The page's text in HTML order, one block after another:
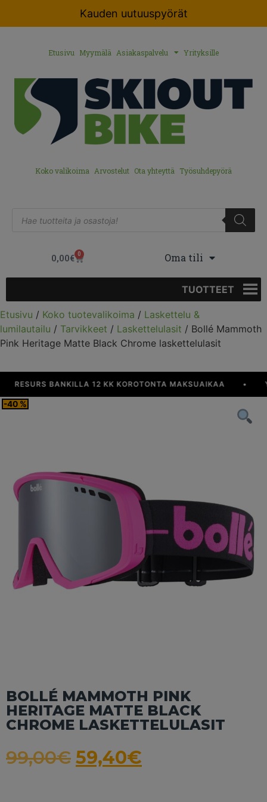
Kauden uutuuspyörät
Etusivu Myymälä Asiakaspalvelu Yrityksille
Koko valikoima Arvostelut Ota yhteyttä Työsuhdepyörä
0,00€ 0 Oma tili
TUOTTEET
Etusivu / Koko tuotevalikoima / Laskettelu &
lumilautailu / Tarvikkeet / Laskettelulasit / Bollé Mammoth
Pink Heritage Matte Black Chrome laskettelulasit
RESURS BANKILLA 12 KK KOROTONTA MAKSUAIKAA
-40 %
BOLLÉ MAMMOTH PINK
HERITAGE MATTE BLACK
CHROME LASKETTELULASIT
99,00€ 59,40€